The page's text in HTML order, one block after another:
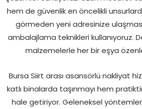
hem de güvenlik en öncelikli
görmeden yeni adresinize
ambalajlama teknikleri kullanıyoruz.
malzemelerle her bir eşya
Bursa Siirt arası asansörlü nakliyat
katlı binalarda taşınmayı hem
hale getiriyor. Geleneksel